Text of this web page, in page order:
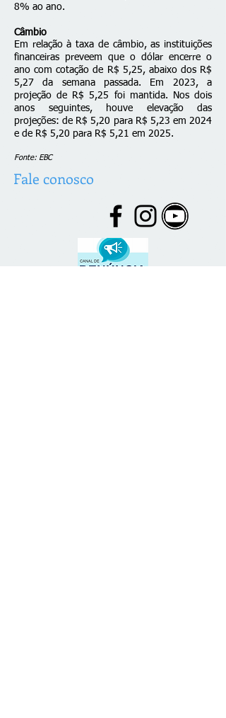
8% ao ano.
Câmbio
Em relação à taxa de câmbio, as instituições
financeiras preveem que o dólar encerre o
ano com cotação de R$ 5,25, abaixo dos R$
5,27 da semana passada. Em 2023, a
projeção de R$ 5,25 foi mantida. Nos dois
anos seguintes, houve elevação das
projeções: de R$ 5,20 para R$ 5,23 em 2024
e de R$ 5,20 para R$ 5,21 em 2025.
Fonte: EBC
Fale conosco